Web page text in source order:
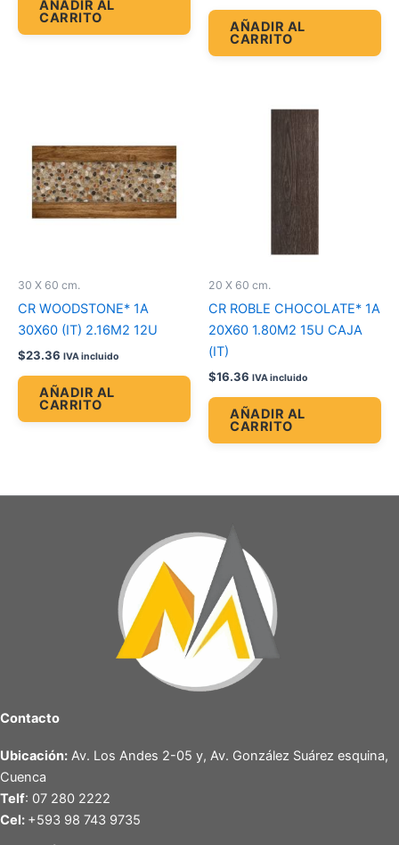
AÑADIR AL
CARRITO
AÑADIR AL
CARRITO
30 X 60 cm.
CR WOODSTONE* 1A
30X60 (IT) 2.16M2 12U
$23.36 IVA incluido
AÑADIR AL
CARRITO
20 X 60 cm.
CR ROBLE CHOCOLATE* 1A
20X60 1.80M2 15U CAJA
(IT)
$16.36 IVA incluido
AÑADIR AL
CARRITO
Contacto
Ubicación: Av. Los Andes 2-05 y, Av. González Suárez esquina,
Cuenca
Telf: 07 280 2222
Cel: +593 98 743 9735